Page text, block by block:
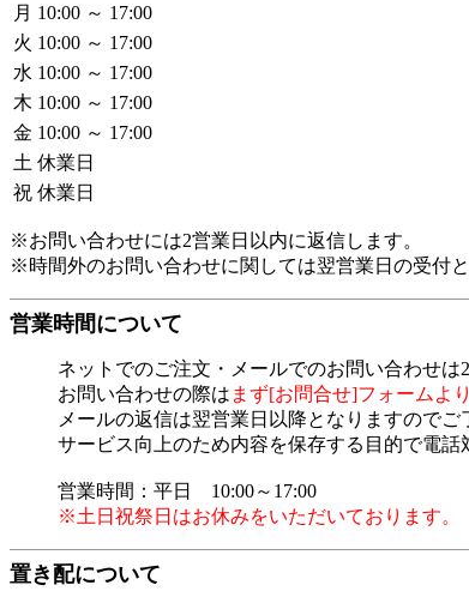
月 10:00 ～ 17:00
火 10:00 ～ 17:00
水 10:00 ～ 17:00
木 10:00 ～ 17:00
金 10:00 ～ 17:00
土 休業日
祝 休業日
※お問い合わせには2営業日以内に返信します。
※時間外のお問い合わせに関しては翌営業日の受付と
営業時間について
ネットでのご注文・メールでのお問い合わせは
お問い合わせの際は まず[お問合せ]フォームより
メールの返信は翌営業日以降となりますのでご
サービス向上のため内容を保存する目的で電話
営業時間：平日 10:00～17:00
※土日祝祭日はお休みをいただいております。
置き配について